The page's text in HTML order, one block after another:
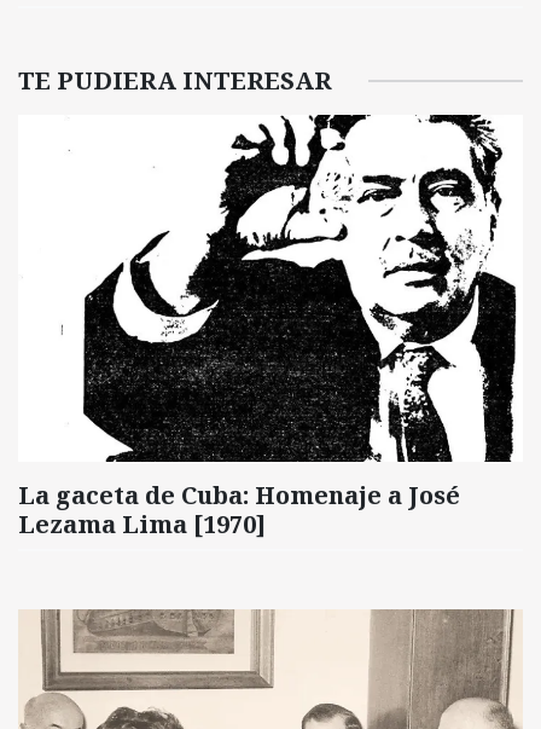
TE PUDIERA INTERESAR
La gaceta de Cuba: Homenaje a José
Lezama Lima [1970]